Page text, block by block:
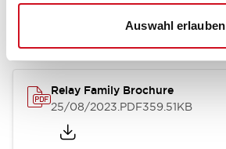
Auswahl erlauben
01/09/2025.PDF260.58KB
Relay Family Brochure
25/08/2023.PDF359.51KB